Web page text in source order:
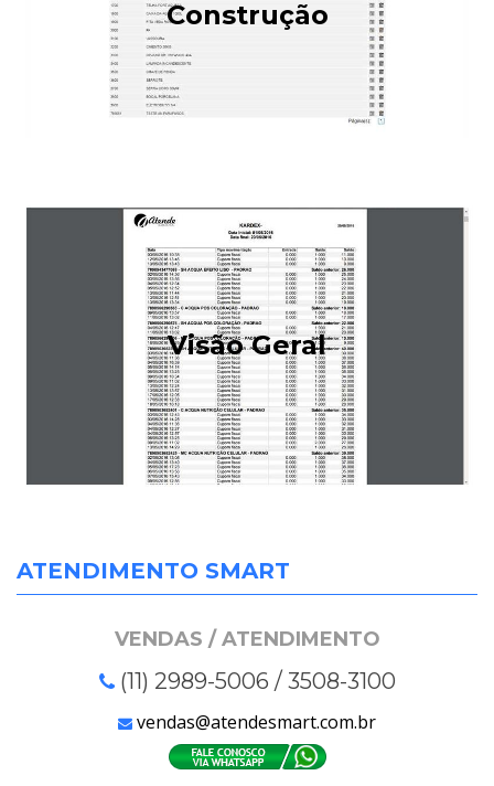
Construção
Visão Geral
ATENDIMENTO SMART
VENDAS / ATENDIMENTO
(11) 2989-5006 / 3508-3100
vendas@atendesmart.com.br